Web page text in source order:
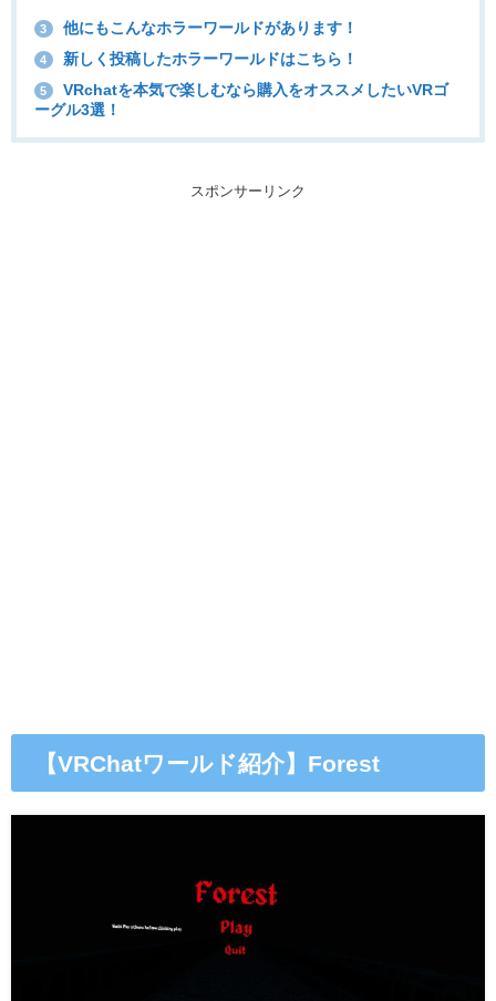
3 他にもこんなホラーワールドがあります！
4 新しく投稿したホラーワールドはこちら！
5
VRchatを本気で楽しむなら購入をオススメしたいVRゴ
ーグル3選！
スポンサーリンク
【VRChatワールド紹介】Forest